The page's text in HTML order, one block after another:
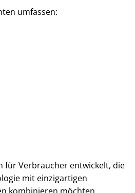
umfassen:
für Verbraucher entwickelt, die
mit einzigartigen